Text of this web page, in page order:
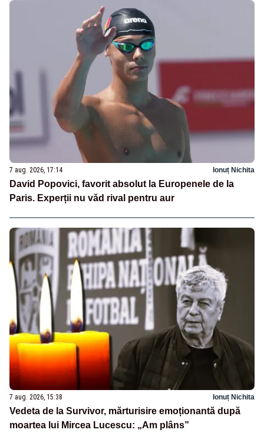
7 aug. 2026, 17:14 Ionuț Nichita
David Popovici, favorit absolut la Europenele de la
Paris. Experții nu văd rival pentru aur
7 aug. 2026, 15:38 Ionuț Nichita
Vedeta de la Survivor, mărturisire emoționantă după
moartea lui Mircea Lucescu: „Am plâns”